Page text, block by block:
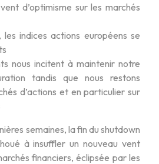
d’optimisme sur les marchés
indices actions européens se
nous incitent à maintenir notre
tandis que nous restons
d’actions et en particulier sur
semaines, la fin du shutdown
à insuffler un nouveau vent
financiers, éclipsée par les